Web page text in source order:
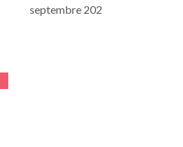
septembre 202